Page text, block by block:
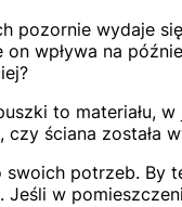
pozornie wydaje
on wpływa na
to materiału,
ściana została
potrzeb. By
Jeśli w